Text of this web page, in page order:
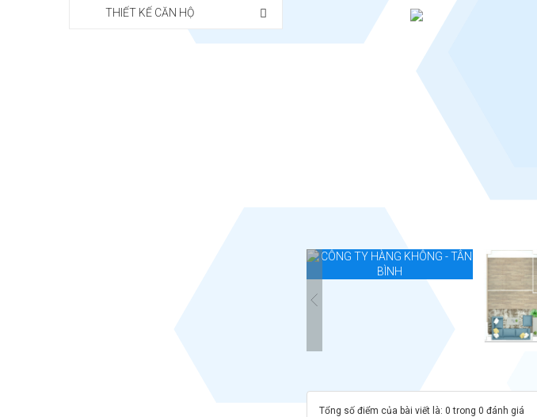
Tổng số điểm của bài viết là: 0 trong 0 đánh giá
THIẾT KẾ CĂN HỘ